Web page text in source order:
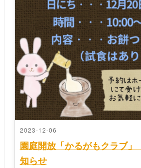
2023-12-06
園庭開放「かるがもクラブ」
知らせ